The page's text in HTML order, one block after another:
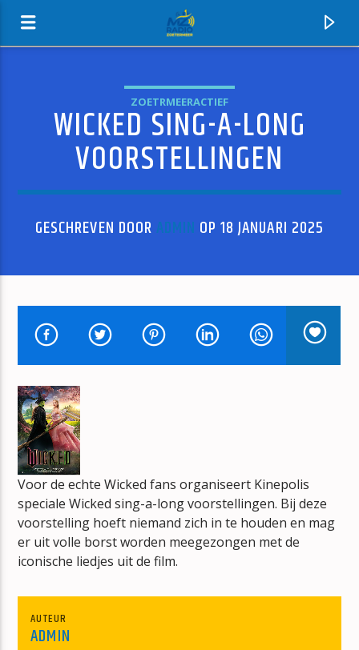
MZ-RADIO
HUIDIG NUMMER
CHINA GIRL
DAVID BOWIE
mz-radio
ZOETRMEERACTIEF
WICKED SING-A-LONG
VOORSTELLINGEN
GESCHREVEN DOOR ADMIN OP 18 JANUARI 2025
Voor de echte Wicked fans organiseert Kinepolis
speciale Wicked sing-a-long voorstellingen. Bij deze
voorstelling hoeft niemand zich in te houden en mag
er uit volle borst worden meegezongen met de
iconische liedjes uit de film.
AUTEUR
ADMIN